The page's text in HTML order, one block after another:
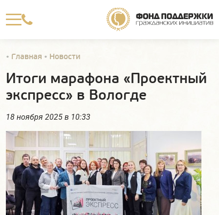

• Главная • Новости
Итоги марафона «Проектный
экспресс» в Вологде
18 ноября 2025 в 10:33